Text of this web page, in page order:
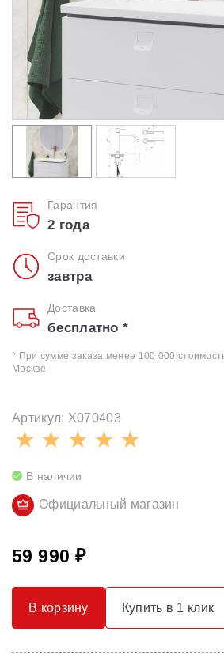
Душевые каналы
Средства ухода
Гарантия
2 года
Срок доставки
завтра
Доставка
бесплатно *
* При сумме заказа менее 100 000
Москве
Артикул: X070403
В наличии
Официальный магазин
59 990 ₽
В корзину Купить в 1 клик